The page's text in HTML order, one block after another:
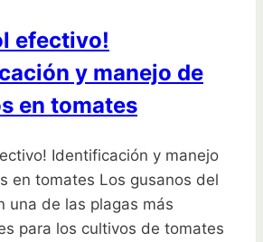
efectivo!
y manejo de
en tomates
Identificación y manejo
en tomates Los gusanos del
una de las plagas más
para los cultivos de tomates